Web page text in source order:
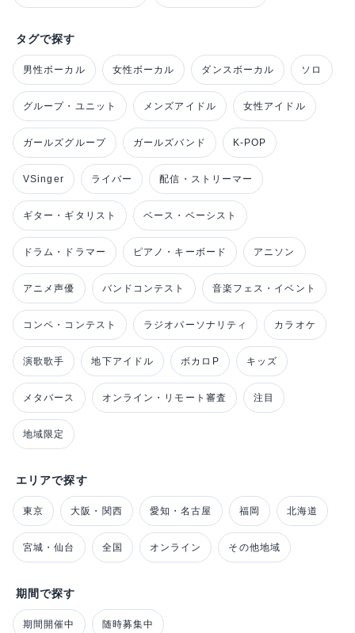
タグで探す
男性ボーカル 女性ボーカル ダンスボーカル ソロ
グループ・ユニット メンズアイドル 女性アイドル
ガールズグループ ガールズバンド K-POP
VSinger ライバー 配信・ストリーマー
ギター・ギタリスト ベース・ベーシスト
ドラム・ドラマー ピアノ・キーボード アニソン
アニメ声優 バンドコンテスト 音楽フェス・イベント
コンペ・コンテスト ラジオパーソナリティ カラオケ
演歌歌手 地下アイドル ボカロP キッズ
メタバース オンライン・リモート審査 注目
地域限定
エリアで探す
東京 大阪・関西 愛知・名古屋 福岡 北海道
宮城・仙台 全国 オンライン その他地域
期間で探す
期間開催中 随時募集中